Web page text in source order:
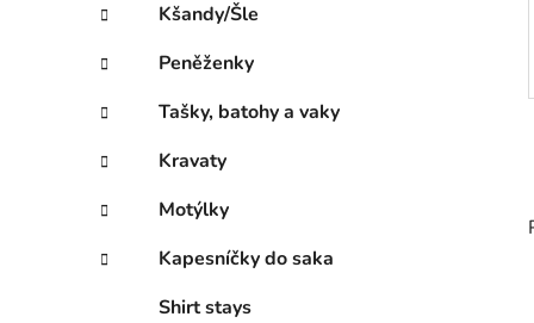
Kšandy/Šle
Peněženky
Tašky, batohy a vaky
Kravaty
Motýlky
Kapesníčky do saka
Shirt stays